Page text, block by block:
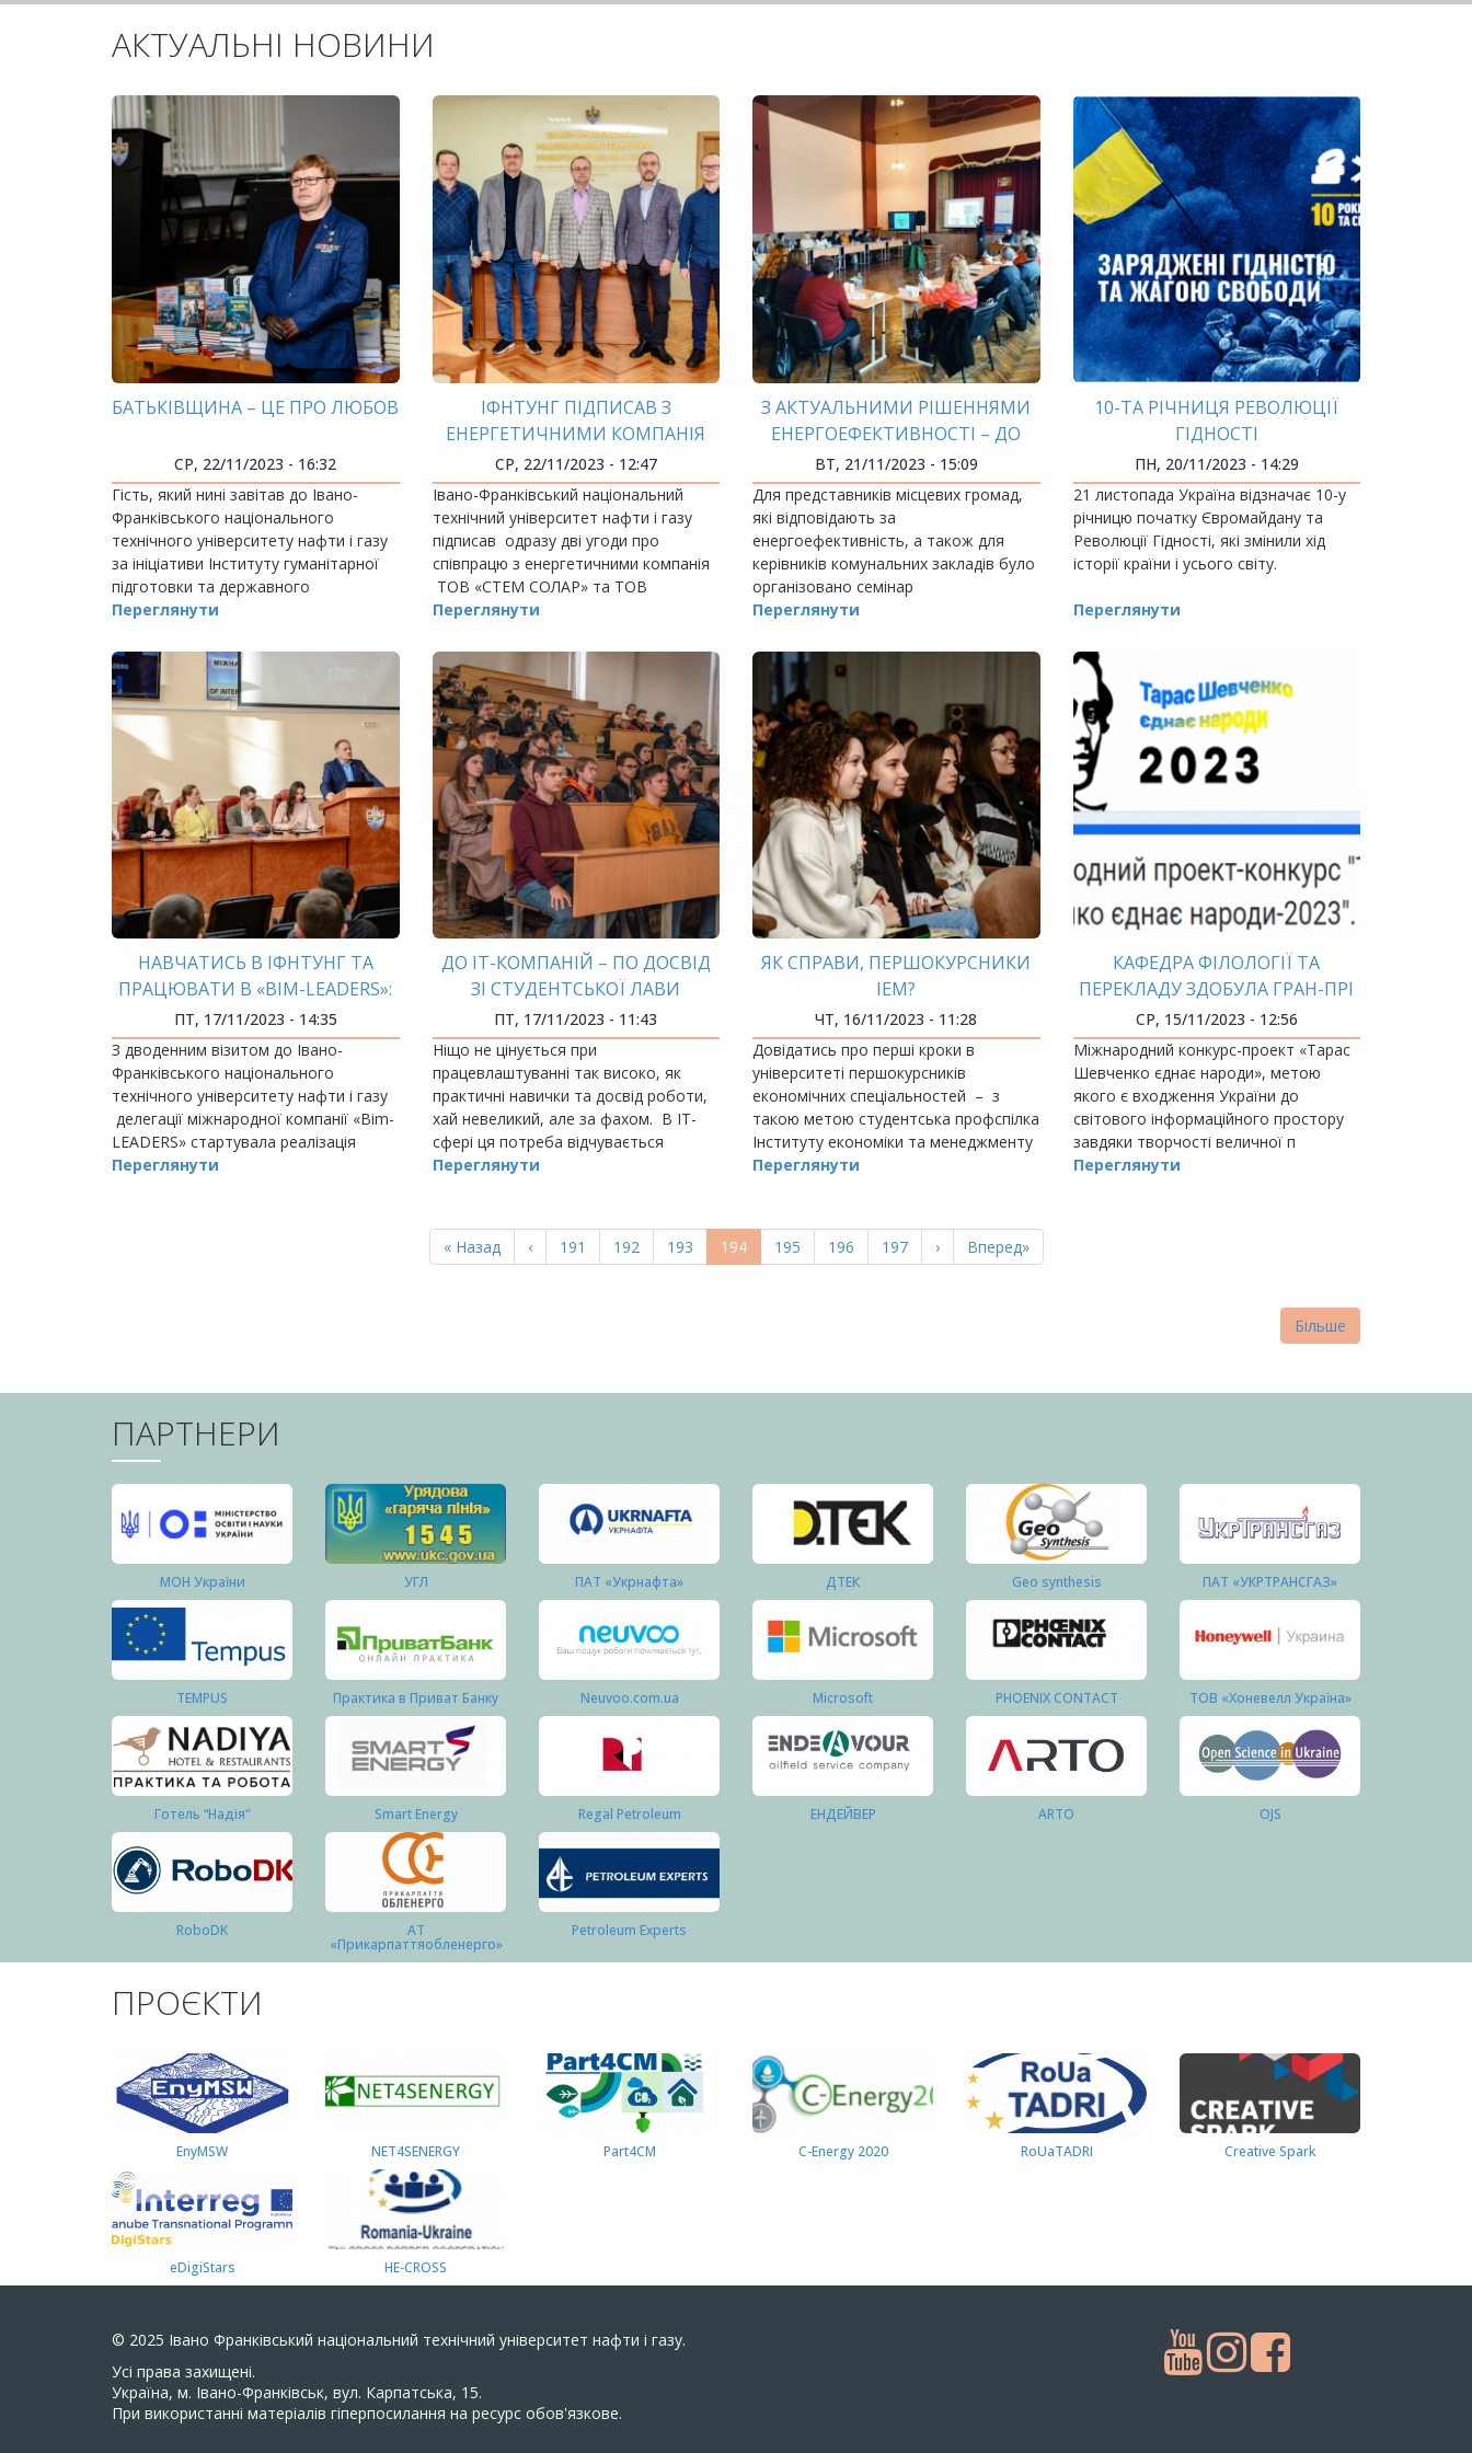
АКТУАЛЬНІ НОВИНИ
БАТЬКІВЩИНА – ЦЕ ПРО ЛЮБОВ
СР, 22/11/2023 - 16:32
Гість, який нині завітав до Івано-
Франківського національного
технічного університету нафти і газу
за ініціативи Інституту гуманітарної
підготовки та державного
управління, відомий всій державі.
Переглянути
ІФНТУНГ ПІДПИСАВ З
ЕНЕРГЕТИЧНИМИ КОМПАНІЯ
ОДРАЗУ ДВІ УГОДИ ПРО
СПІВПРАЦЮ
СР, 22/11/2023 - 12:47
Івано-Франківський національний
технічний університет нафти і газу
підписав одразу дві угоди про
співпрацю з енергетичними компанія
ТОВ «СТЕМ СОЛАР» та ТОВ
«Прикарпа
Переглянути
З АКТУАЛЬНИМИ РІШЕННЯМИ
ЕНЕРГОЕФЕКТИВНОСТІ – ДО
ПРИКАРПАТСЬКИХ ГРОМАД
ВТ, 21/11/2023 - 15:09
Для представників місцевих громад,
які відповідають за
енергоефективність, а також для
керівників комунальних закладів було
організовано семінар
«Енергоефективність, енергобезпека
комунальних закладах
територіальних…
Переглянути
10-ТА РІЧНИЦЯ РЕВОЛЮЦІЇ
ГІДНОСТІ
ПН, 20/11/2023 - 14:29
21 листопада Україна відзначає 10-у
річницю початку Євромайдану та
Революції Гідності, які змінили хід
історії країни і усього світу.
Переглянути
НАВЧАТИСЬ В ІФНТУНГ ТА
ПРАЦЮВАТИ В «BIM-LEADERS»:
НОВІ ПЕРСПЕКТИВИ
ПТ, 17/11/2023 - 14:35
З дводенним візитом до Івано-
Франківського національного
технічного університету нафти і газу
делегації міжнародної компанії «Bim-
LEADERS» стартувала реалізація
підписаного нещодавно ректором
Переглянути
ДО ІТ-КОМПАНІЙ – ПО ДОСВІД
ЗІ СТУДЕНТСЬКОЇ ЛАВИ
ПТ, 17/11/2023 - 11:43
Ніщо не цінується при
працевлаштуванні так високо, як
практичні навички та досвід роботи,
хай невеликий, але за фахом. В ІТ-
сфері ця потреба відчувається
особливо гостро, тут все
Переглянути
ЯК СПРАВИ, ПЕРШОКУРСНИКИ
ІЕМ?
ЧТ, 16/11/2023 - 11:28
Довідатись про перші кроки в
університеті першокурсників
економічних спеціальностей – з
такою метою студентська профспілка
Інституту економіки та менеджменту
організувала захід &nb
Переглянути
КАФЕДРА ФІЛОЛОГІЇ ТА
ПЕРЕКЛАДУ ЗДОБУЛА ГРАН-ПРІ
МІЖНАРОДНОГО КОНКУРСУ-
ПРОЕКТУ «ТАРАС ШЕВЧЕНКО
ЄДНАЄ НАРОДИ»
СР, 15/11/2023 - 12:56
Міжнародний конкурс-проект «Тарас
Шевченко єднає народи», метою
якого є входження України до
світового інформаційного простору
завдяки творчості величної п
Переглянути
Перша
сторінка
« Назад
Попередня
сторінка
‹ Page
191 Page
192 Page
193
Поточна
сторінка
194 Page
195 Page
196 Page
197
Наступна
сторінка
›
Остання
сторінка
Вперед»
Більше
ПАРТНЕРИ
МОН України УГЛ ПАТ «Укрнафта» ДТЕК Geo synthesis ПАТ «УКРТРАНСГАЗ»
TEMPUS Практика в Приват Банку Neuvoo.com.ua Microsoft PHOENIX CONTACT ТОВ «Хоневелл Україна»
Готель “Надія” Smart Energy Regal Petroleum ЕНДЕЙВЕР ARTO OJS
RoboDK АТ
«Прикарпаттяобленерго»
Petroleum Experts
ПРОЄКТИ
EnyMSW NET4SENERGY Part4СМ C-Energy 2020 RoUaTADRI Creative Spark
eDigiStars HE-CROSS
© 2025 Івано Франківський національний технічний університет нафти і газу.
Усi права захищенi.
Україна, м. Івано-Франківськ, вул. Карпатська, 15.
При використанні матеріалів гіперпосилання на ресурс обов'язкове.